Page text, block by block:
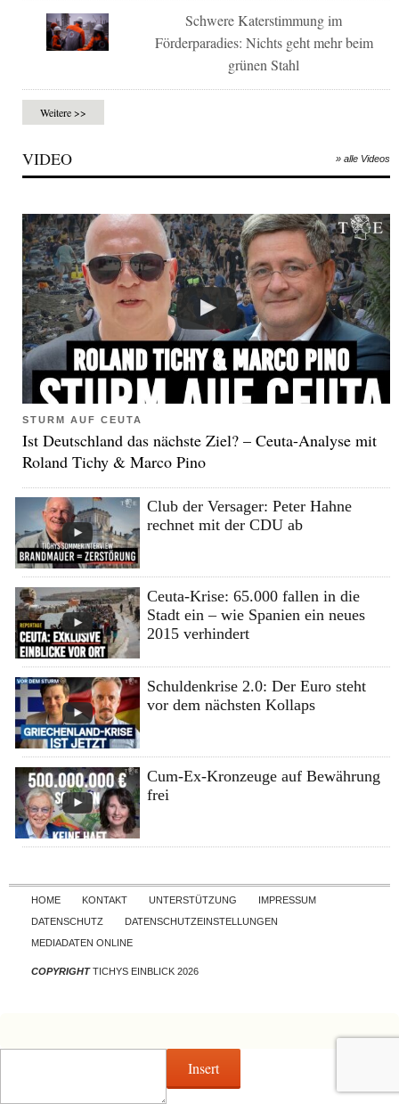
Schwere Katerstimmung im
Förderparadies: Nichts geht mehr beim
grünen Stahl
Weitere >>
VIDEO » alle Videos
STURM AUF CEUTA
Ist Deutschland das nächste Ziel? – Ceuta-Analyse mit
Roland Tichy & Marco Pino
Club der Versager: Peter Hahne
rechnet mit der CDU ab
Ceuta-Krise: 65.000 fallen in die
Stadt ein – wie Spanien ein neues
2015 verhindert
Schuldenkrise 2.0: Der Euro steht
vor dem nächsten Kollaps
Cum-Ex-Kronzeuge auf Bewährung
frei
Skip to content
HOME KONTAKT UNTERSTÜTZUNG
IMPRESSUM
DATENSCHUTZ
DATENSCHUTZEINSTELLUNGEN
MEDIADATEN ONLINE
COPYRIGHTTICHYS EINBLICK 2026
Insert